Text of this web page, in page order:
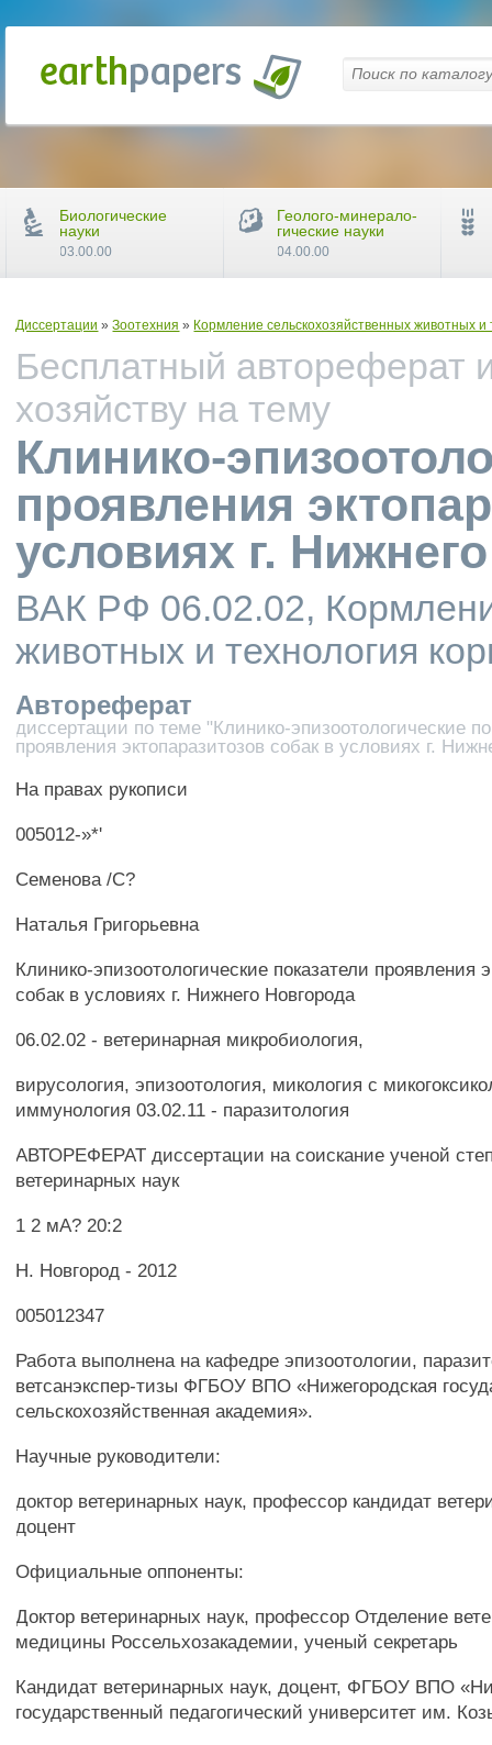
Диссертации »Зоотехния » Кормление сельскохозяйственных животных и
Бесплатный автореферат
хозяйству на тему
Клинико-
проявления
условиях г.
ВАК РФ 06.02.02,
животных и технология
Автореферат
диссертации по теме "Клинико-эпизоотологические
проявления эктопаразитозов собак в условиях г.
На правах рукописи
005012-»*'
Семенова /С?
Наталья Григорьевна
Клинико-эпизоотологические показатели проявления
собак в условиях г. Нижнего Новгорода
06.02.02 - ветеринарная микробиология,
вирусология, эпизоотология, микология с
иммунология 03.02.11 - паразитология
АВТОРЕФЕРАТ диссертации на соискание ученой
ветеринарных наук
1 2 мА? 20:2
Н. Новгород - 2012
005012347
Работа выполнена на кафедре эпизоотологии,
ветсанэкспер-тизы ФГБОУ ВПО «Нижегородская
сельскохозяйственная академия».
Научные руководители:
доктор ветеринарных наук, профессор кандидат
доцент
Официальные оппоненты:
Доктор ветеринарных наук, профессор Отделение
медицины Россельхозакадемии, ученый секретарь
Кандидат ветеринарных наук, доцент, ФГБОУ ВПО
государственный педагогический университет им.
Биологические
науки
03.00.00
Геолого-минерало-
гические науки
04.00.00